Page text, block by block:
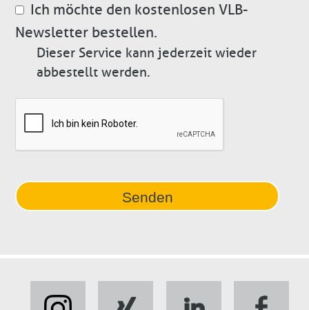
Ich möchte den kostenlosen VLB-
Newsletter bestellen.
Dieser Service kann jederzeit wieder
abbestellt werden.